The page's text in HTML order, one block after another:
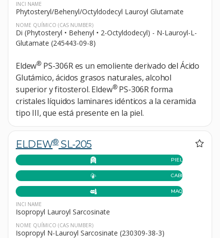
INCI NAME
Phytosteryl/Behenyl/Octyldodecyl Lauroyl Glutamate
NOME QUÍMICO (CAS NUMBER)
Di (Phytosteryl • Behenyl • 2-Octyldodecyl) - N-Lauroyl-L-
Glutamate (245443-09-8)
Eldew® PS-306R es un emoliente derivado del Ácido
Glutámico, ácidos grasos naturales, alcohol
superior y fitosterol. Eldew®PS-306R forma
cristales líquidos laminares idénticos a la ceramida
tipo III, que está presente en la piel.
ELDEW®SL-205
PIEL
CABELLO
MAQUILLAJE
INCI NAME
Isopropyl Lauroyl Sarcosinate
NOME QUÍMICO (CAS NUMBER)
Isopropyl N-Lauroyl Sarcosinate (230309-38-3)